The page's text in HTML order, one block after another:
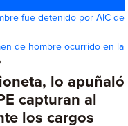
fue detenido por AIC de
de hombre ocurrido en la
lo apuñaló
capturan al
los cargos